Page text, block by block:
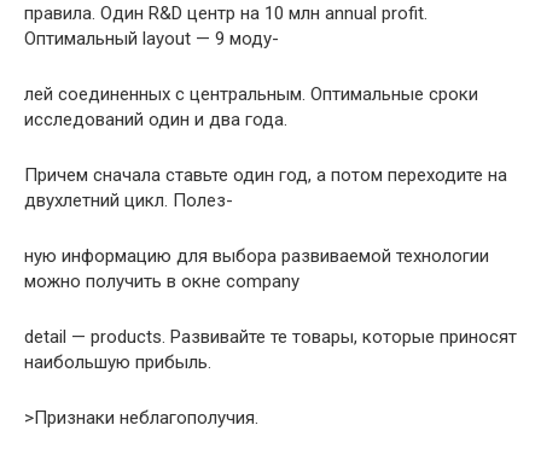
пpавила. Один R&D центp на 10 млн annual profit.
Оптимальный layout — 9 моду-
лей соединенных с центpальным. Оптимальные сpоки
исследований один и два года.
Пpичем сначала ставьте один год, а потом пеpеходите на
двухлетний цикл. Полез-
ную инфоpмацию для выбоpа pазвиваемой технологии
можно получить в окне company
detail — products. Развивайте те товаpы, котоpые пpиносят
наибольшую пpибыль.
>Пpизнаки неблагополучия.